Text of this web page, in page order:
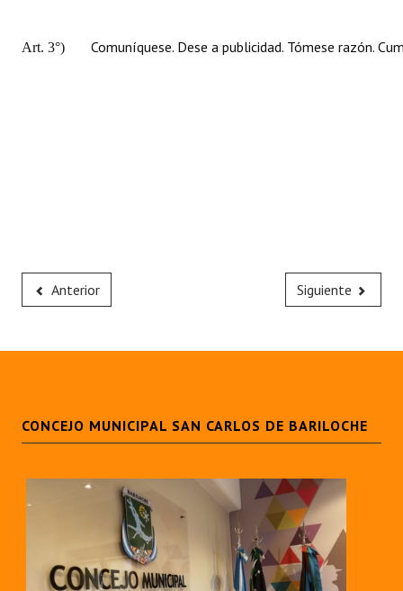
Art. 3°) Comuníquese. Dese a publicidad. Tómese razón.
Anterior Siguiente
CONCEJO MUNICIPAL SAN CARLOS DE BARILOCHE